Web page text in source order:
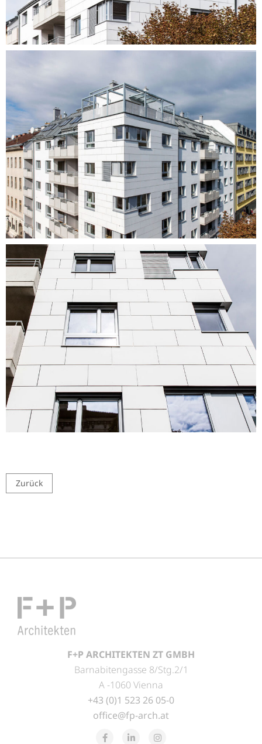
Zurück
F+P ARCHITEKTEN ZT GMBH
Barnabitengasse 8/Stg.2/1
A -1060 Vienna
+43 (0)1 523 26 05-0
office@fp-arch.at